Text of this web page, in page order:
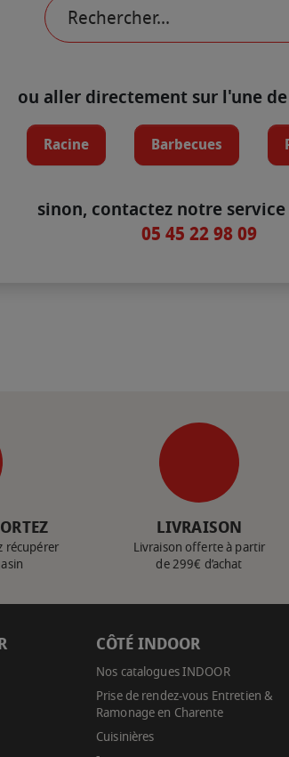
ou aller directement sur l'une de
Racine Barbecues
sinon, contactez notre
05 45 22 98 09
récupérer
LIVRAISON
Livraison offerte à partir
de 299€ d’achat
CÔTÉ INDOOR
Nos catalogues INDOOR
Prise de rendez-vous Entretien &
Ramonage en Charente
Cuisinières